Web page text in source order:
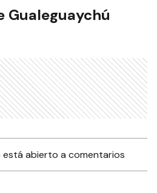
Gualeguaychú
abierto a comentarios